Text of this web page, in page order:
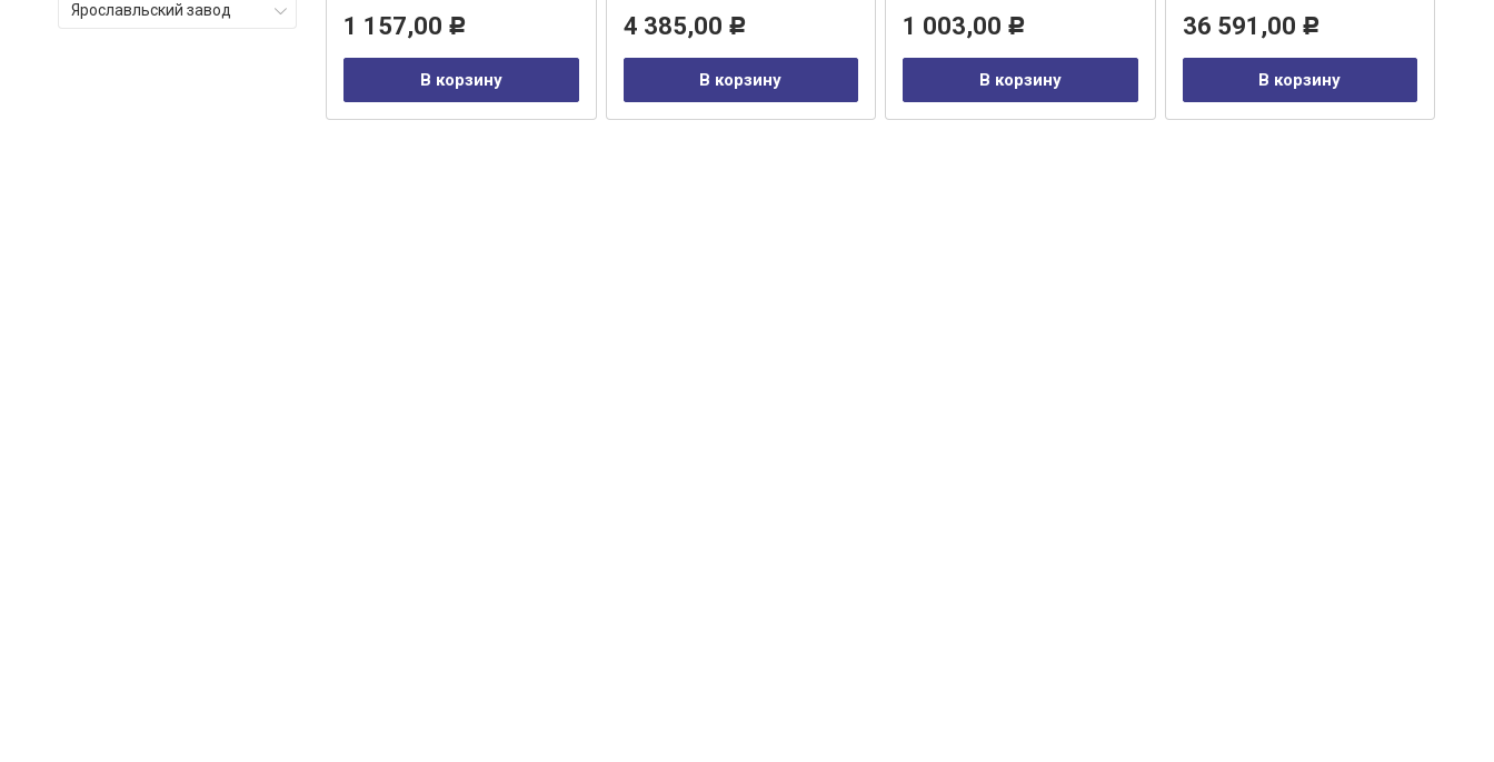
Ярославльский завод
204,00 Р 1 157,00 Р
В корзину
4 385,00 Р
В корзину
1 003,00 Р
В корзину
36 591,00 Р
В корзину